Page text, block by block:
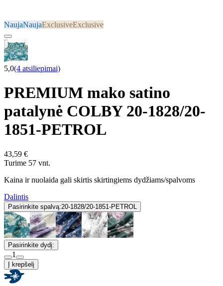
NaujaNaujaExclusiveExclusive
5,0(4 atsiliepimai)
PREMIUM mako satino
patalynė COLBY 20-1828/20-
1851-PETROL
43,59 €
Turime 57 vnt.
Kaina ir nuolaida gali skirtis skirtingiems dydžiams/spalvoms
Dalintis
Pasirinkite spalvą:20-1828/20-1851-PETROL
Pasirinkite dydį:
1
Į krepšelį